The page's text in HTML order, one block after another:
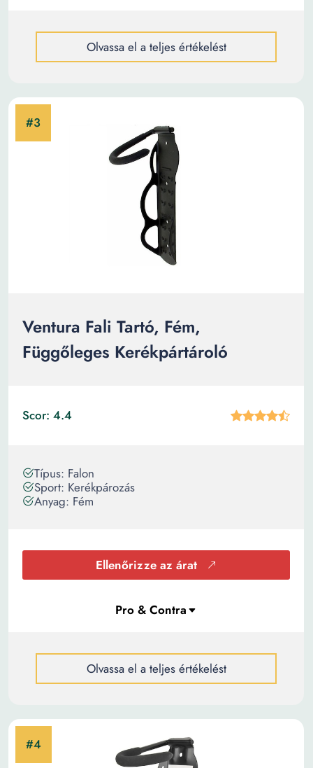
Olvassa el a teljes értékelést
Ventura Fali Tartó, Fém,
Függőleges Kerékpártároló
Scor: 4.4
Típus: Falon
Sport: Kerékpározás
Anyag: Fém
Ellenőrizze az árat
Olvassa el a teljes értékelést